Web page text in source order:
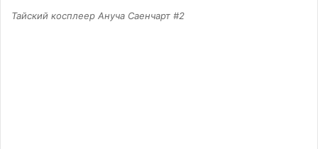
Тайский косплеер Ануча Саенчарт #2